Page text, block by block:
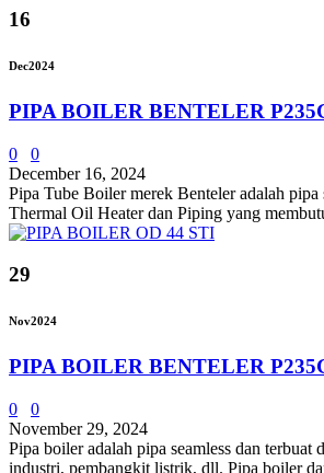
16
Dec2024
PIPA BOILER BENTELER
0
0
December 16, 2024
Pipa Tube Boiler merek Benteler adalah
Thermal Oil Heater dan Piping yang
29
Nov2024
PIPA BOILER BENTELER
0
0
November 29, 2024
Pipa boiler adalah pipa seamless dan
industri, pembangkit listrik, dll. Pipa boiler